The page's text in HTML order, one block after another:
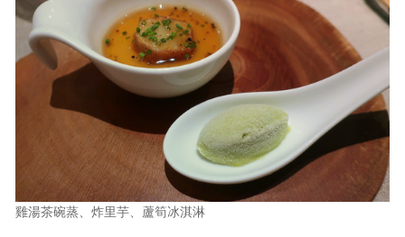
雞湯茶碗蒸、炸里芋、蘆筍冰淇淋